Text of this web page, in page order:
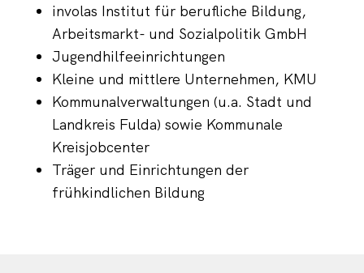
involas Institut für berufliche Bildung,
Arbeitsmarkt- und Sozialpolitik GmbH
Jugendhilfeeinrichtungen
Kleine und mittlere Unternehmen, KMU
Kommunalverwaltungen (u.a. Stadt und
Landkreis Fulda) sowie Kommunale
Kreisjobcenter
Träger und Einrichtungen der
frühkindlichen Bildung